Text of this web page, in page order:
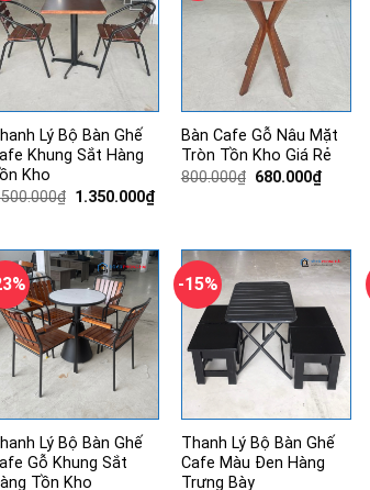
Lý Bộ Bàn Ghế
Khung Sắt Hàng
Kho
₫ Giá
1.350.000₫Giá
1.350.000₫.
Bàn Cafe Gỗ Nâu Mặt
Tròn Tồn Kho Giá Rẻ
800.000₫ Giá
680.000₫Giá
Lý Bộ Bàn Ghế
Gỗ Khung Sắt
Tồn Kho
-15%
Thanh Lý Bộ Bàn Ghế
Cafe Màu Đen Hàng
Trưng Bày